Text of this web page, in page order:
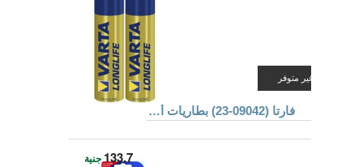
غير متوفر
فارتا (09042-23) بطاريات ألكالين
133.7جنية